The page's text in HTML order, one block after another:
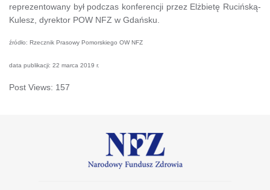
reprezentowany był podczas konferencji przez Elżbietę Rucińską-
Kulesz, dyrektor POW NFZ w Gdańsku.
źródło: Rzecznik Prasowy Pomorskiego OW NFZ
data publikacji: 22 marca 2019 r.
Post Views: 157